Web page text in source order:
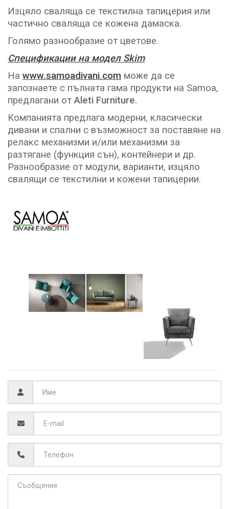
Изцяло сваляща се текстилна тапицерия или
частично сваляща се кожена дамаска.
Голямо разнообразие от цветове.
Спецификации на модел Skim
На www.samoadivani.com може да се
запознаете с пълната гама продукти на Samoa,
предлагани от Aleti Furniture.
Компанията предлага модерни, класически
дивани и спални с възможност за поставяне на
релакс механизми и/или механизми за
разтягане (функция сън), контейнери и др.
Разнообразие от модули, варианти, изцяло
свалящи се текстилни и кожени тапицерии.